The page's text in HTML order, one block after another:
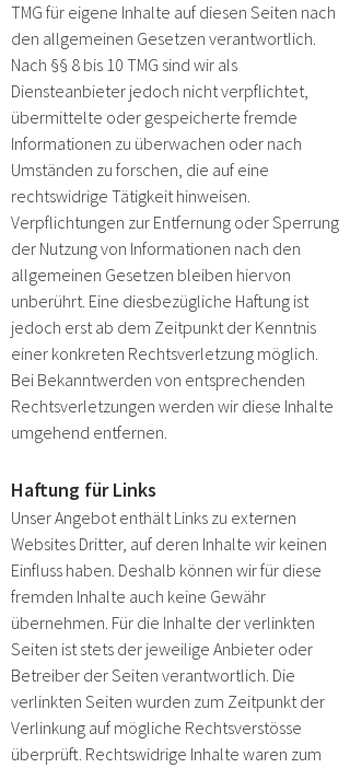
TMG für eigene Inhalte auf diesen Seiten nach
den allgemeinen Gesetzen verantwortlich.
Nach §§ 8 bis 10 TMG sind wir als
Diensteanbieter jedoch nicht verpflichtet,
übermittelte oder gespeicherte fremde
Informationen zu überwachen oder nach
Umständen zu forschen, die auf eine
rechtswidrige Tätigkeit hinweisen.
Verpflichtungen zur Entfernung oder Sperrung
der Nutzung von Informationen nach den
allgemeinen Gesetzen bleiben hiervon
unberührt. Eine diesbezügliche Haftung ist
jedoch erst ab dem Zeitpunkt der Kenntnis
einer konkreten Rechtsverletzung möglich.
Bei Bekanntwerden von entsprechenden
Rechtsverletzungen werden wir diese Inhalte
umgehend entfernen.
Haftung für Links
Unser Angebot enthält Links zu externen
Websites Dritter, auf deren Inhalte wir keinen
Einfluss haben. Deshalb können wir für diese
fremden Inhalte auch keine Gewähr
übernehmen. Für die Inhalte der verlinkten
Seiten ist stets der jeweilige Anbieter oder
Betreiber der Seiten verantwortlich. Die
verlinkten Seiten wurden zum Zeitpunkt der
Verlinkung auf mögliche Rechtsverstösse
überprüft. Rechtswidrige Inhalte waren zum